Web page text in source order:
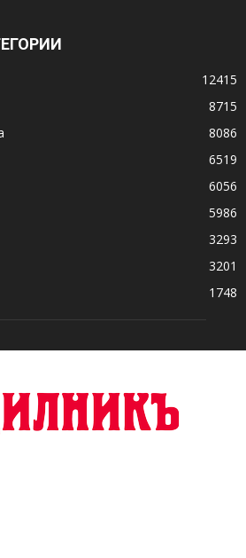
12415
8715
8086
6519
6056
5986
3293
3201
1748